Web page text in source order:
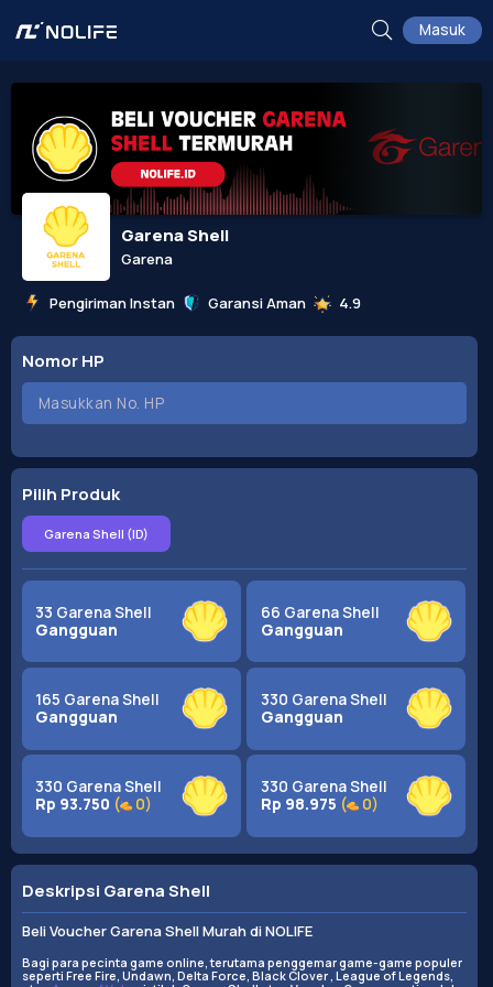
Masuk
Garena Shell
Garena
Pengiriman Instan Garansi Aman 4.9
Nomor HP
Pilih Produk
Garena Shell (ID)
33 Garena Shell
Gangguan
66 Garena Shell
Gangguan
165 Garena Shell
Gangguan
330 Garena Shell
Gangguan
330 Garena Shell
Rp 93.750 ( 0)
330 Garena Shell
Rp 98.975 ( 0)
Deskripsi Garena Shell
Beli Voucher Garena Shell Murah di NOLIFE
Bagi para pecinta game online, terutama penggemar game-game populer
seperti Free Fire, Undawn, Delta Force, Black Clover , League of Legends,